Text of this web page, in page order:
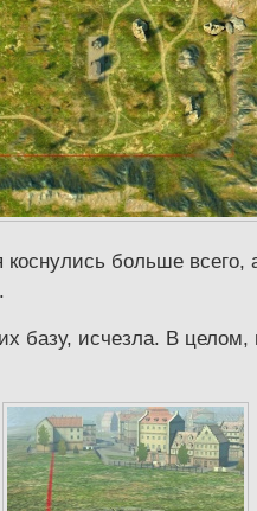
больше всего,
исчезла. В целом,